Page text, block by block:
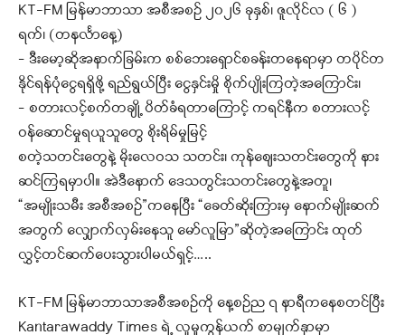
KT-FM မြန်မာဘာသာ အစီအစဉ် ၂၀၂၆ ခုနှစ်၊ ဇူလိုင်လ ( ၆ )
ရက်၊ (တနင်္လာနေ့)
– ဒီးမော့ဆိုအနာက်ခြမ်းက စစ်ဘေးရှောင်စခန်းတနေရာမှာ တပိုင်တ
နိုင်ရန်ပုံငွေရရှိဖို့ ရည်ရွယ်ပြီး ငွေနှင်းမှို စိုက်ပျိုးကြတဲ့အကြောင်း၊
– စတားလင့်စက်တချို့ ပိတ်ခံရတာကြောင့် ကရင်နီက စတားလင့်
ဝန်ဆောင်မှုရယူသူတွေ စိုးရိမ်မှုမြင့်
စတဲ့သတင်းတွေနဲ့ မိုးလေဝသ သတင်း၊ ကုန်ဈေးသတင်းတွေကို နား
ဆင်ကြရမှာပါ။ အဲဒီနောက် ဒေသတွင်းသတင်းတွေနဲ့အတူ၊
“အမျိုးသမီး အစီအစဉ်”ကနေပြီး “ခေတ်ဆိုးကြားမှ နောက်မျိုးဆက်
အတွက် လျှောက်လှမ်းနေသူ မော်လူမြာ”ဆိုတဲ့အကြောင်း ထုတ်
လွှင့်တင်ဆက်ပေးသွားပါမယ်ရှင့်…..
KT-FM မြန်မာဘာသာအစီအစဉ်ကို နေ့စဉ်ည ၇ နာရီကနေစတင်ပြီး
Kantarawaddy Times ရဲ့ လူမှုကွန်ယက် စာမျက်နှာမှာ